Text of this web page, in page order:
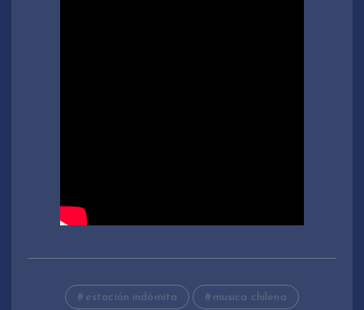
estación indómita musica chilena